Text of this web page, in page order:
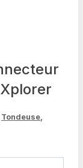
Tondeuse,